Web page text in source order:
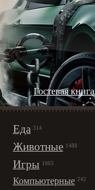
Гостевая книга
Еда 314
Животные 1488
Игры 1003
Компьютерные 242